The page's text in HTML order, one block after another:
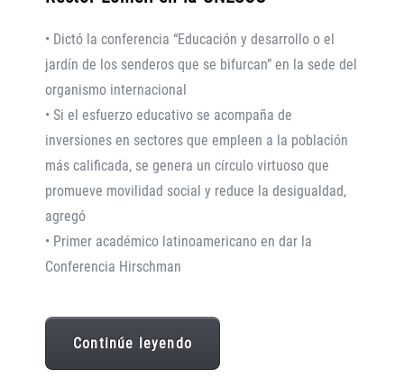
• Dictó la conferencia “Educación y desarrollo o el
jardín de los senderos que se bifurcan” en la sede del
organismo internacional
• Si el esfuerzo educativo se acompaña de
inversiones en sectores que empleen a la población
más calificada, se genera un círculo virtuoso que
promueve movilidad social y reduce la desigualdad,
agregó
• Primer académico latinoamericano en dar la
Conferencia Hirschman
Continúe leyendo